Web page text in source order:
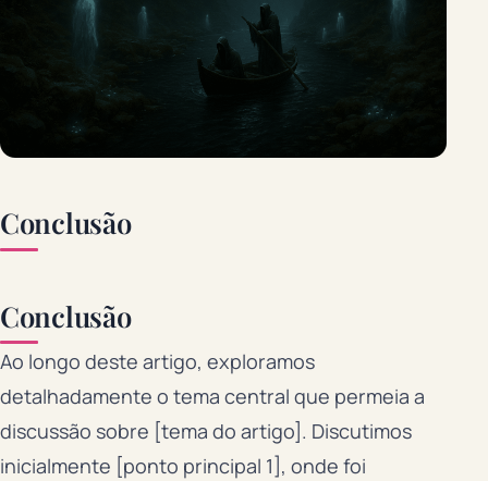
Conclusão
Conclusão
Ao longo deste artigo, exploramos
detalhadamente o tema central que permeia a
discussão sobre [tema do artigo]. Discutimos
inicialmente [ponto principal 1], onde foi